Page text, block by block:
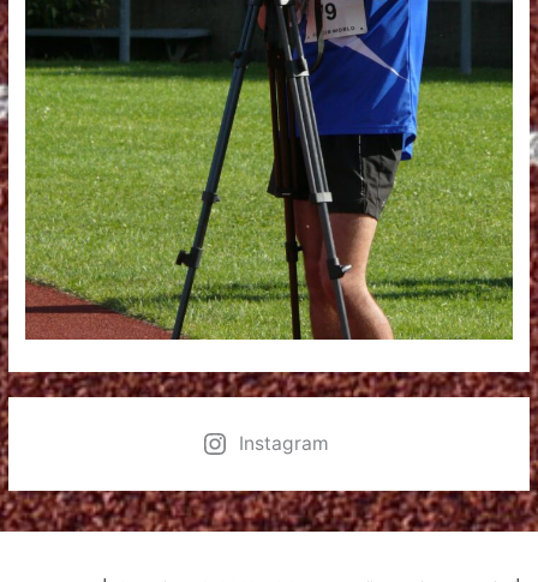
Instagram